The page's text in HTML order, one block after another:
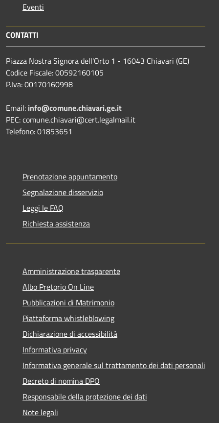
Eventi
CONTATTI
Piazza Nostra Signora dell'Orto 1 - 16043 Chiavari (GE)
Codice Fiscale: 00592160105
P.Iva: 00170160998
Email: info@comune.chiavari.ge.it
PEC: comune.chiavari@cert.legalmail.it
Telefono: 01853651
Prenotazione appuntamento
Segnalazione disservizio
Leggi le FAQ
Richiesta assistenza
Amministrazione trasparente
Albo Pretorio On Line
Pubblicazioni di Matrimonio
Piattaforma whistleblowing
Dichiarazione di accessibilità
Informativa privacy
Informativa generale sul trattamento dei dati personali
Decreto di nomina DPO
Responsabile della protezione dei dati
Note legali